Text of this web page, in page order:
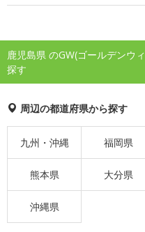
鹿児島県 のGW(ゴールデンウ
探す
周辺の都道府県から探す
九州・沖縄 福岡県
熊本県 大分県
沖縄県